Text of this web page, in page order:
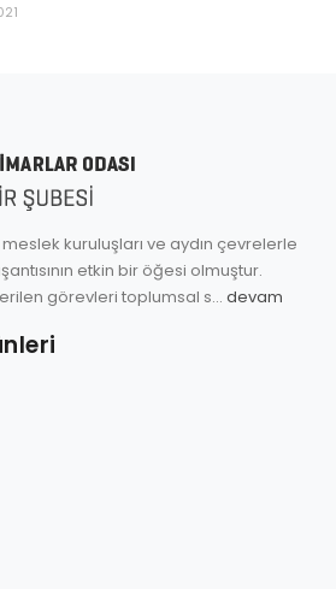
kuruluşları ve aydın çevrelerle
etkin bir öğesi olmuştur.
görevleri toplumsal s... devam